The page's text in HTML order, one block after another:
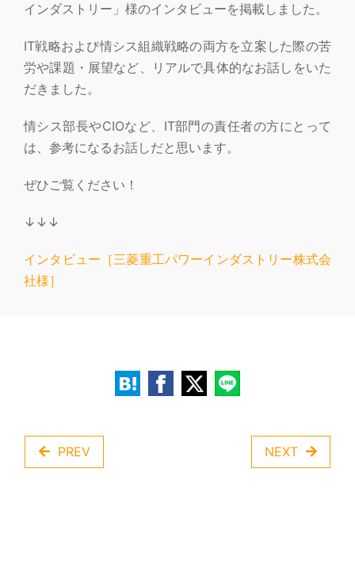
インダストリー」様のインタビューを掲載しました。
IT戦略および情シス組織戦略の両方を立案した際の苦
労や課題・展望など、リアルで具体的なお話しをいた
だきました。
情シス部長やCIOなど、IT部門の責任者の方にとって
は、参考になるお話しだと思います。
ぜひご覧ください！
↓↓↓
インタビュー［三菱重工パワーインダストリー株式会
社様］
PREV NEXT